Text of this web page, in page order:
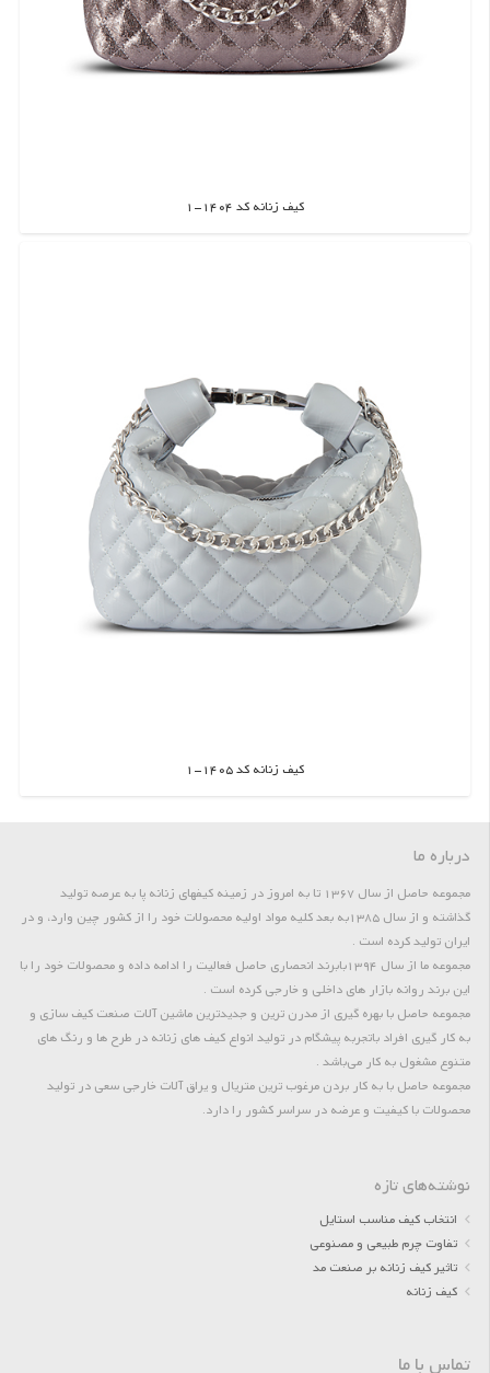
کیف زنانه کد 1404-1
اطلاعات بیشتر
کیف زنانه کد 1405-1
اطلاعات بیشتر
درباره ما
مجموعه حاصل از سال 1367 تا به امروز در زمینه کیفهای زنانه پا به عرصه تولید
گذاشته و از سال 1385به بعد کلیه مواد اولیه محصولات خود را از کشور چین وارد، و در
ایران تولید کرده است .
مجموعه ما از سال 1394بابرند انحصاری حاصل فعالیت را ادامه داده و محصولات خود را با
این برند روانه بازار های داخلی و خارجی کرده است .
مجموعه حاصل با بهره گیری از مدرن ترین و جدیدترین ماشین آلات صنعت کیف سازی و
به کار گیری افراد باتجربه پیشگام در تولید انواع کیف های زنانه در طرح ها و رنگ های
متنوع مشغول به کار می‌باشد .
مجموعه حاصل با به کار بردن مرغوب ترین متریال و یراق آلات خارجی سعی در تولید
محصولات با کیفیت و عرضه در سراسر کشور را دارد.
نوشته‌های تازه
انتخاب کیف مناسب استایل
تفاوت چرم طبیعی و مصنوعی
تاثیر کیف زنانه بر صنعت مد
کیف زنانه
تماس با ما